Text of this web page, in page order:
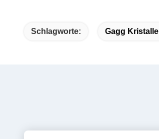
Schlagworte: Gagg Kristalle